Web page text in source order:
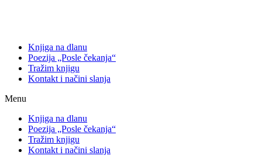
Knjiga na dlanu
Poezija „Posle čekanja“
Tražim knjigu
Kontakt i načini slanja
Menu
Knjiga na dlanu
Poezija „Posle čekanja“
Tražim knjigu
Kontakt i načini slanja